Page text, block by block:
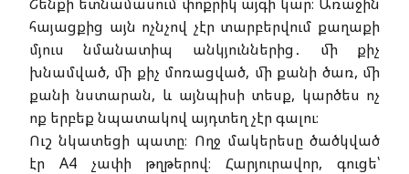
հայացքից այն ոչնչով չէր տարբերվում քաղաքի
մյուս նմանատիպ անկյուններից․ մի քիչ
խնամված, մի քիչ մոռացված, մի քանի ծառ, մի
քանի նստարան, և այնպիսի տեսք, կարծես ոչ
ոք երբեք նպատակով այդտեղ չէր գալու։
Ուշ նկատեցի պատը։ Ողջ մակերեսը ծածկված
էր A4 չափի թղթերով։ Հարյուրավոր, գուցե՝